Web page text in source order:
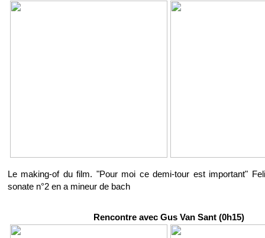
Le making-of du film. "Pour moi ce demi-tour est important"
sonate n°2 en a mineur de bach
Rencontre avec Gus Van Sant (0h15)